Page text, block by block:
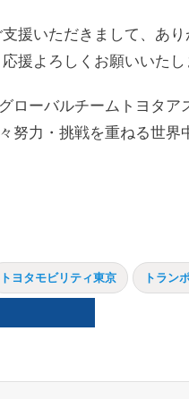
援いただきまして、あ
援よろしくお願いいたし
ローバルチームトヨタ
努力・挑戦を重ねる世界
トヨタモビリティ東京 トラン